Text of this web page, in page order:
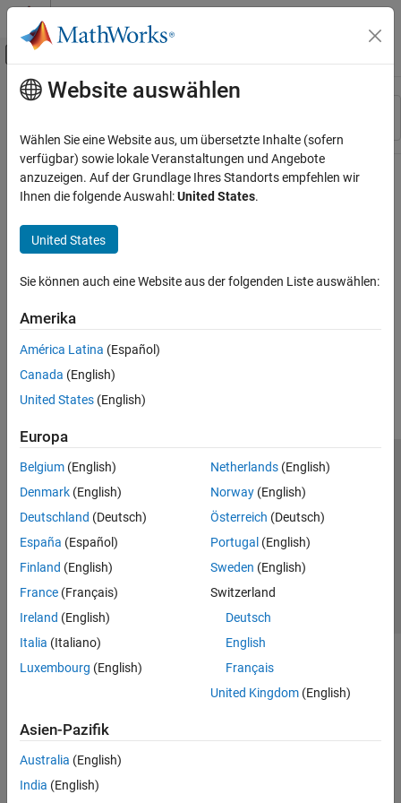
Weiter zum Inhalt
Umschaltung für Off-Canvas-
Ressource
Hauptinhalt
Website auswählen
Wählen Sie eine Website aus, um übersetzte Inhalte (sofern
verfügbar) sowie lokale Veranstaltungen und Angebote
anzuzeigen. Auf der Grundlage Ihres Standorts empfehlen wir
Ihnen die folgende Auswahl:United States.
United States
Sie können auch eine Website aus der folgenden Liste auswählen:
Amerika
América Latina (Español)
Canada (English)
United States (English)
Europa
Belgium (English)
Denmark (English)
Deutschland (Deutsch)
España (Español)
Finland (English)
France (Français)
Ireland (English)
Italia (Italiano)
Luxembourg (English)
Netherlands(English)
Norway(English)
Österreich (Deutsch)
Portugal (English)
Sweden (English)
Switzerland
Deutsch
English
Français
United Kingdom(English)
Asien-Pazifik
Australia (English)
India (English)
Trust Center
Datenschutz-Richtlinien
Datendiebstahl verhindern
Status von Anwendungen
© 1994-2026 The MathWorks, Inc.
Website auswählen
Deutschland